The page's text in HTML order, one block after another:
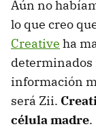
Aún no
lo que creo
Creative ha
determinados
información
será Zii.
célula madre.